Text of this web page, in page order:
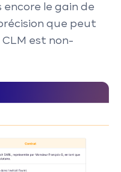
le gain de
que peut
est non-